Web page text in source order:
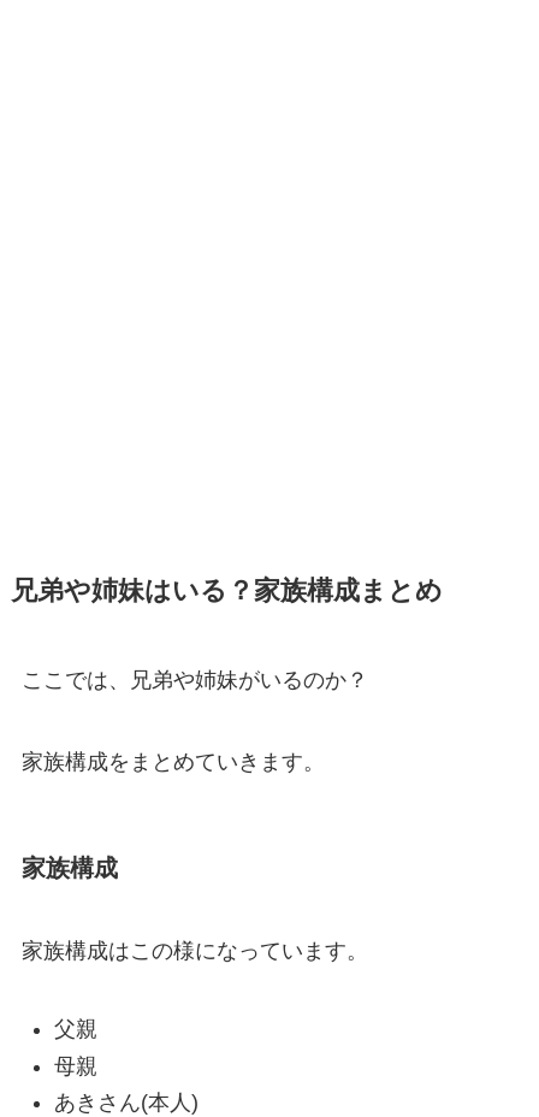
兄弟や姉妹はいる？家族構成まとめ
ここでは、兄弟や姉妹がいるのか？
家族構成をまとめていきます。
家族構成
家族構成はこの様になっています。
父親
母親
あきさん(本人)